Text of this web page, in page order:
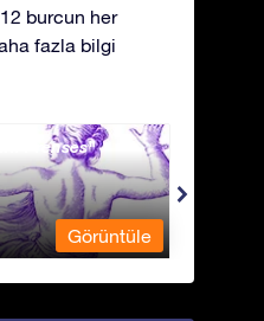
12 burcun her
fazla bilgi
Prenses
Görüntüle